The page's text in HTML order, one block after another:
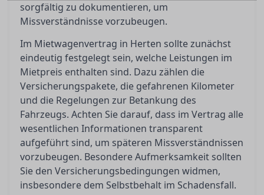
sorgfältig zu dokumentieren, um
Missverständnisse vorzubeugen.
Im Mietwagenvertrag in Herten sollte zunächst
eindeutig festgelegt sein, welche Leistungen im
Mietpreis enthalten sind. Dazu zählen die
Versicherungspakete, die gefahrenen Kilometer
und die Regelungen zur Betankung des
Fahrzeugs. Achten Sie darauf, dass im Vertrag alle
wesentlichen Informationen transparent
aufgeführt sind, um späteren Missverständnissen
vorzubeugen. Besondere Aufmerksamkeit sollten
Sie den Versicherungsbedingungen widmen,
insbesondere dem Selbstbehalt im Schadensfall.